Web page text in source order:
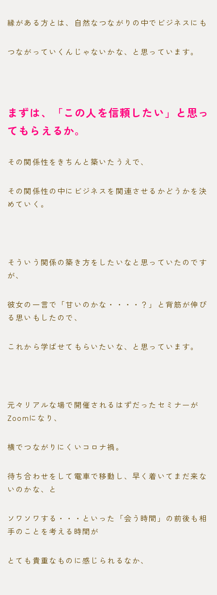
縁がある方とは、自然なつながりの中でビジネスにも
つながっていくんじゃないかな、と思っています。
まずは、「この人を信頼したい」と思っ
てもらえるか。
その関係性をきちんと築いたうえで、
その関係性の中にビジネスを関連させるかどうかを決
めていく。
そういう関係の築き方をしたいなと思っていたのです
が、
彼女の一言で「甘いのかな・・・・？」と背筋が伸び
る思いもしたので、
これから学ばせてもらいたいな、と思っています。
元々リアルな場で開催されるはずだったセミナーが
Zoomになり、
横でつながりにくいコロナ禍。
待ち合わせをして電車で移動し、早く着いてまだ来な
いのかな、と
ソワソワする・・・といった「会う時間」の前後も相
手のことを考える時間が
とても貴重なものに感じられるなか、